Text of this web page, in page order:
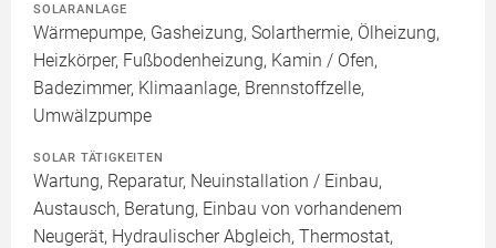
SOLARANLAGE
Wärmepumpe, Gasheizung, Solarthermie, Ölheizung,
Heizkörper, Fußbodenheizung, Kamin / Ofen,
Badezimmer, Klimaanlage, Brennstoffzelle,
Umwälzpumpe
SOLAR TÄTIGKEITEN
Wartung, Reparatur, Neuinstallation / Einbau,
Austausch, Beratung, Einbau von vorhandenem
Neugerät, Hydraulischer Abgleich, Thermostat,